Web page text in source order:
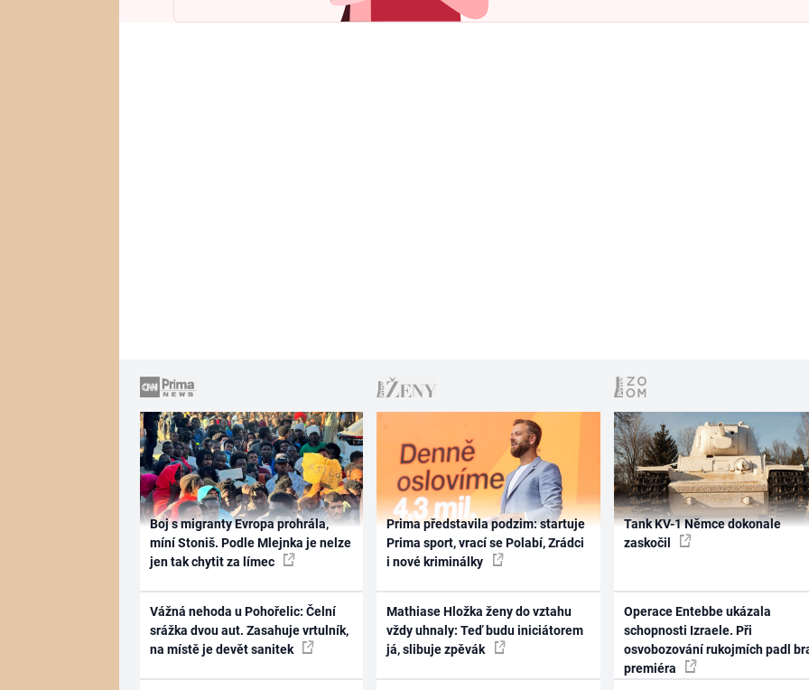
Boj s migranty Evropa prohrála,
míní Stoniš. Podle Mlejnka je nelze
jen tak chytit za límec
Vážná nehoda u Pohořelic: Čelní
srážka dvou aut. Zasahuje vrtulník,
na místě je devět sanitek
Prima představila podzim: startuje
Prima sport, vrací se Polabí, Zrádci
i nové kriminálky
Mathiase Hložka ženy do vztahu
vždy uhnaly: Teď budu iniciátorem
já, slibuje zpěvák
Tank KV-1 Němce dokonale
zaskočil
Operace Entebbe ukázala
schopnosti Izraele. Při
osvobozování rukojmích padl
premiéra